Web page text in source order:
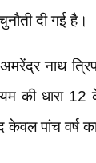
दी गई है।
नाथ
की धारा 12
पांच वर्ष का